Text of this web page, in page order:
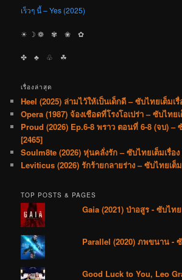
เร็วๆ นี้ – Yes (2025)
☀︎ ☽ ❁ ✾ ❀ ✿
✤ ♣︎ ♧ ☘︎
เรื่องล่าสุด
Heel (2025) ล่ามไว้ให้เป็นเด็กดี – ซับไทยเต็มเรื่
Opera (1987) จ้องเชือดที่โรงโอเปร่า – ซับไทย
Proud (2026) Ep.6-8 พราว ตอนที่ 6-8 (จบ) –
[2465]
Soulm8te (2026) หุ่นคลั่งรัก – ซับไทยเต็มเรื่อง
Leviticus (2026) รักร้ายกลายร่าง – ซับไทยเต็ม
TOP POSTS & PAGES
Gaia (2021) ป่าอสูร - ซับไทย
Parallel (2020) ภพขนาน - ซั
Good Luck to You, Leo